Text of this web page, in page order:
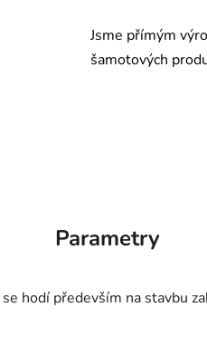
Jsme přímým
šamotových
Parametry
se hodí především na stavbu